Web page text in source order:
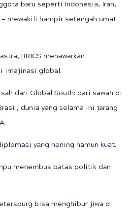
baru seperti Indonesia, Iran,
mewakili hampir setengah umat
BRICS menawarkan
imajinasi global.
dari Global South: dari sawah di
dunia yang selama ini jarang
yang hening namun kuat.
menembus batas politik dan
bisa menghibur jiwa di